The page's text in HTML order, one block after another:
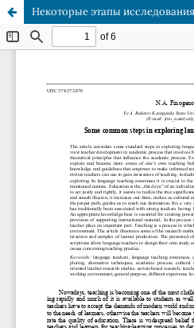
Некоторые этапы